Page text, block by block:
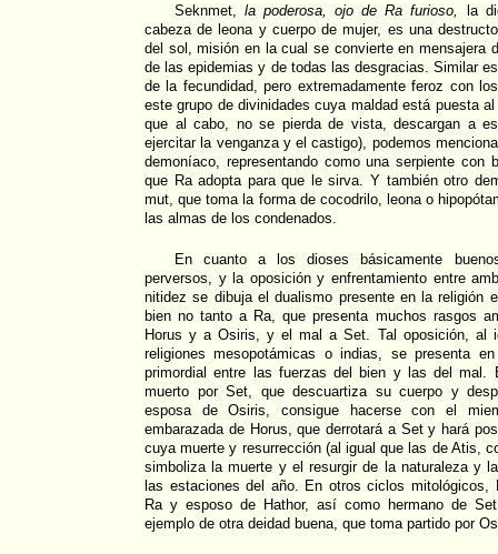
Seknmet, la poderosa, ojo de Ra furioso,
la
cabeza de leona y cuerpo de mujer, es una
del sol, misión en la cual se convierte en mensajera
de las epidemias y de todas las desgracias. Similar
de la fecundidad, pero extremadamente feroz con
este grupo de divinidades cuya maldad está puesta
que al cabo, no se pierda de vista, descargan a
ejercitar la venganza y el castigo), podemos
demoníaco, representando como una serpiente con
que Ra adopta para que le sirva. Y también otro
mut, que toma la forma de cocodrilo, leona o
las almas de los condenados.
En cuanto a los dioses básicamente
perversos, y la oposición y enfrentamiento entre
nitidez se dibuja el dualismo presente en la religión
bien no tanto a Ra, que presenta muchos rasgos
Horus y a Osiris, y el mal a Set. Tal oposición, al
religiones mesopotámicas o indias, se presenta
primordial entre las fuerzas del bien y las del mal.
muerto por Set, que descuartiza su cuerpo y
esposa de Osiris, consigue hacerse con el
embarazada de Horus, que derrotará a Set y hará
cuya muerte y resurrección (al igual que las de Atis,
simboliza la muerte y el resurgir de la naturaleza y
las estaciones del año. En otros ciclos mitológicos,
Ra y esposo de Hathor, así como hermano de
ejemplo de otra deidad buena, que toma partido por